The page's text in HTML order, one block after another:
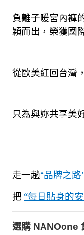
負離子暖宮內褲
穎而出，榮獲國
從歐美紅回台灣
只為與妳共享美
走一趟“品牌之路
把 “每日貼身的
選購 NANOone